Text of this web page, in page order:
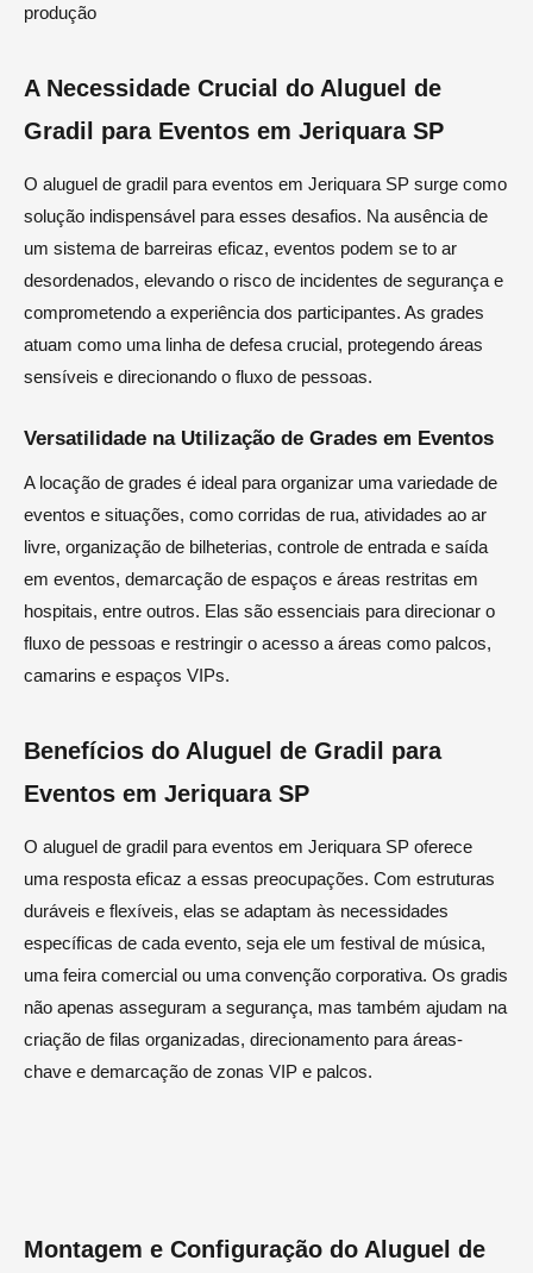
produção
A Necessidade Crucial do Aluguel de
Gradil para Eventos em Jeriquara SP
O aluguel de gradil para eventos em Jeriquara SP surge como
solução indispensável para esses desafios. Na ausência de
um sistema de barreiras eficaz, eventos podem se to ar
desordenados, elevando o risco de incidentes de segurança e
comprometendo a experiência dos participantes. As grades
atuam como uma linha de defesa crucial, protegendo áreas
sensíveis e direcionando o fluxo de pessoas.
Versatilidade na Utilização de Grades em Eventos
A locação de grades é ideal para organizar uma variedade de
eventos e situações, como corridas de rua, atividades ao ar
livre, organização de bilheterias, controle de entrada e saída
em eventos, demarcação de espaços e áreas restritas em
hospitais, entre outros. Elas são essenciais para direcionar o
fluxo de pessoas e restringir o acesso a áreas como palcos,
camarins e espaços VIPs.
Benefícios do Aluguel de Gradil para
Eventos em Jeriquara SP
O aluguel de gradil para eventos em Jeriquara SP oferece
uma resposta eficaz a essas preocupações. Com estruturas
duráveis e flexíveis, elas se adaptam às necessidades
específicas de cada evento, seja ele um festival de música,
uma feira comercial ou uma convenção corporativa. Os gradis
não apenas asseguram a segurança, mas também ajudam na
criação de filas organizadas, direcionamento para áreas-
chave e demarcação de zonas VIP e palcos.
Montagem e Configuração do Aluguel de